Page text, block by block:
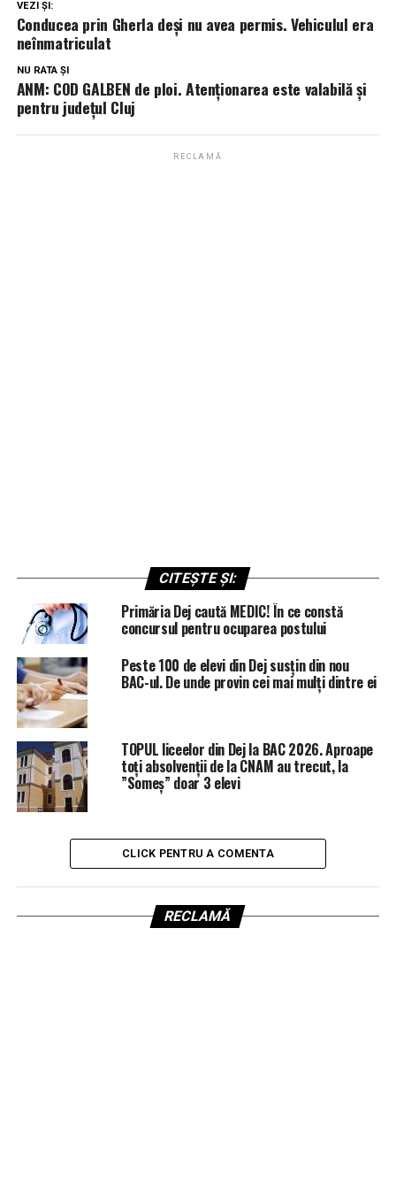
VEZI ȘI:
Conducea prin Gherla deși nu avea permis. Vehiculul era
neînmatriculat
NU RATA ȘI
ANM: COD GALBEN de ploi. Atenționarea este valabilă și
pentru județul Cluj
RECLAMĂ
CITEȘTE ȘI:
Primăria Dej caută MEDIC! În ce constă
concursul pentru ocuparea postului
Peste 100 de elevi din Dej susțin din nou
BAC-ul. De unde provin cei mai mulți dintre ei
TOPUL liceelor din Dej la BAC 2026. Aproape
toți absolvenții de la CNAM au trecut, la
”Someș” doar 3 elevi
CLICK PENTRU A COMENTA
RECLAMĂ